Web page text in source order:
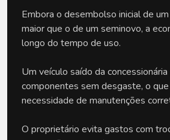
Embora o desembolso inicial de
maior que o de um seminovo, a
longo do tempo de uso.
Um veículo saído da
componentes sem desgaste, o que
necessidade de manutenções
O proprietário evita gastos com